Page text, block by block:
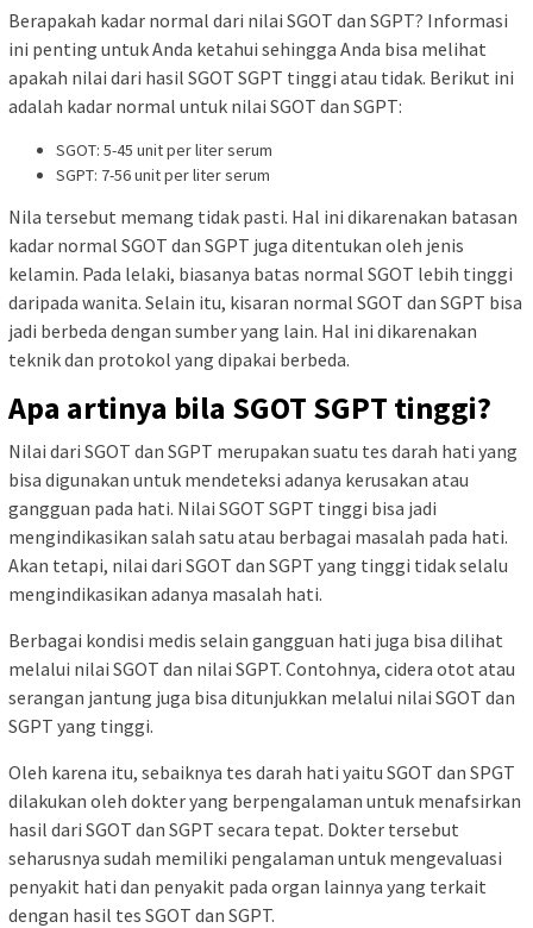
Berapakah kadar normal dari nilai SGOT dan SGPT? Informasi
ini penting untuk Anda ketahui sehingga Anda bisa melihat
apakah nilai dari hasil SGOT SGPT tinggi atau tidak. Berikut ini
adalah kadar normal untuk nilai SGOT dan SGPT:
SGOT: 5-45 unit per liter serum
SGPT: 7-56 unit per liter serum
Nila tersebut memang tidak pasti. Hal ini dikarenakan batasan
kadar normal SGOT dan SGPT juga ditentukan oleh jenis
kelamin. Pada lelaki, biasanya batas normal SGOT lebih tinggi
daripada wanita. Selain itu, kisaran normal SGOT dan SGPT bisa
jadi berbeda dengan sumber yang lain. Hal ini dikarenakan
teknik dan protokol yang dipakai berbeda.
Apa artinya bila SGOT SGPT tinggi?
Nilai dari SGOT dan SGPT merupakan suatu tes darah hati yang
bisa digunakan untuk mendeteksi adanya kerusakan atau
gangguan pada hati. Nilai SGOT SGPT tinggi bisa jadi
mengindikasikan salah satu atau berbagai masalah pada hati.
Akan tetapi, nilai dari SGOT dan SGPT yang tinggi tidak selalu
mengindikasikan adanya masalah hati.
Berbagai kondisi medis selain gangguan hati juga bisa dilihat
melalui nilai SGOT dan nilai SGPT. Contohnya, cidera otot atau
serangan jantung juga bisa ditunjukkan melalui nilai SGOT dan
SGPT yang tinggi.
Oleh karena itu, sebaiknya tes darah hati yaitu SGOT dan SPGT
dilakukan oleh dokter yang berpengalaman untuk menafsirkan
hasil dari SGOT dan SGPT secara tepat. Dokter tersebut
seharusnya sudah memiliki pengalaman untuk mengevaluasi
penyakit hati dan penyakit pada organ lainnya yang terkait
dengan hasil tes SGOT dan SGPT.